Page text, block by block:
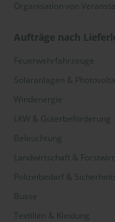
Organisation von
Aufträge nach
Feuerwehrfahrzeuge
Solaranlagen &
Windenergie
LKW & Güterbeförderung
Beleuchtung
Landwirtschaft &
Polizeibedarf &
Busse
Textilien & Kleidung